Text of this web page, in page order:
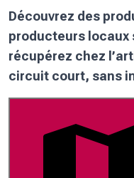
Découvrez des
producteurs locaux
récupérez chez
circuit court, sans